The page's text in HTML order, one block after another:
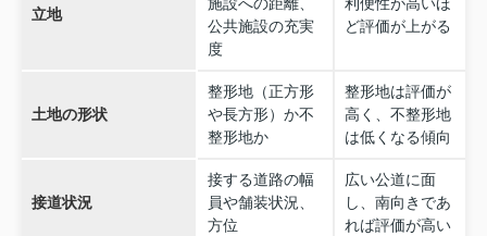
立地
公共施設の充実
度
ど評価が上がる
土地の形状
整形地（正方形
や長方形）か不
整形地か
整形地は評価が
高く、不整形地
は低くなる傾向
接道状況
接する道路の幅
員や舗装状況、
方位
広い公道に面
し、南向きであ
れば評価が高い